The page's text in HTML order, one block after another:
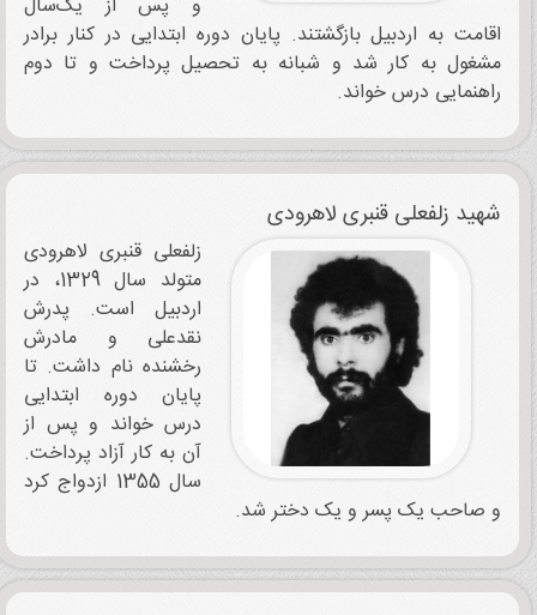
و پس از یک‌سال
اقامت به اردبیل بازگشتند. پایان دوره ابتدایی در کنار برادر
مشغول به کار شد و شبانه به تحصیل پرداخت و تا دوم
راهنمایی درس خواند.
شهید زلفعلی قنبری لاهرودی
زلفعلی قنبری لاهرودی
متولد سال 1329، در
اردبیل است. پدرش
نقدعلی و مادرش
رخشنده نام داشت. تا
پایان دوره ابتدایی
درس خواند و پس از
آن به کار آزاد پرداخت.
سال 1355 ازدواج کرد
و صاحب یک پسر و یک دختر شد.‌‌‌